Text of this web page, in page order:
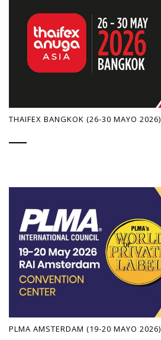
THAIFEX BANGKOK (26-30 MAYO 2026)
PLMA AMSTERDAM (19-20 MAYO 2026)